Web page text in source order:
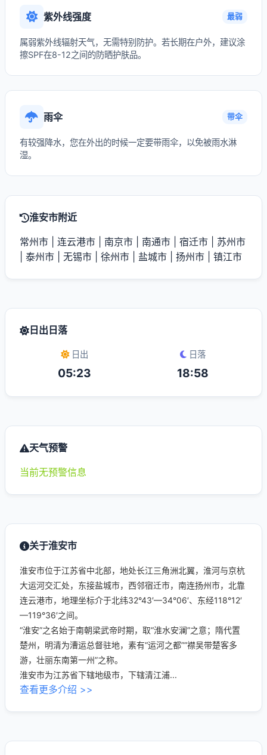
紫外线强度 最弱
属弱紫外线辐射天气，无需特别防护。若长期在户外，建议涂
擦SPF在8-12之间的防晒护肤品。
雨伞 带伞
有较强降水，您在外出的时候一定要带雨伞，以免被雨水淋
湿。
淮安市附近
常州市 连云港市 南京市 南通市 宿迁市
苏州市
泰州市 无锡市 徐州市 盐城市 扬州市 镇江市
日出日落
日出
05:23
日落
18:58
天气预警
当前无预警信息
关于淮安市
淮安市位于江苏省中北部，地处长江三角洲北翼，淮河与京杭
大运河交汇处，东接盐城市，西邻宿迁市，南连扬州市，北靠
连云港市，地理坐标介于北纬32°43′—34°06′、东经118°12′
—119°36′之间。
“淮安”之名始于南朝梁武帝时期，取“淮水安澜”之意；隋代置
楚州，明清为漕运总督驻地，素有“运河之都”“襟吴带楚客多
游，壮丽东南第一州”之称。
淮安市为江苏省下辖地级市，下辖清江浦...
查看更多介绍 >>